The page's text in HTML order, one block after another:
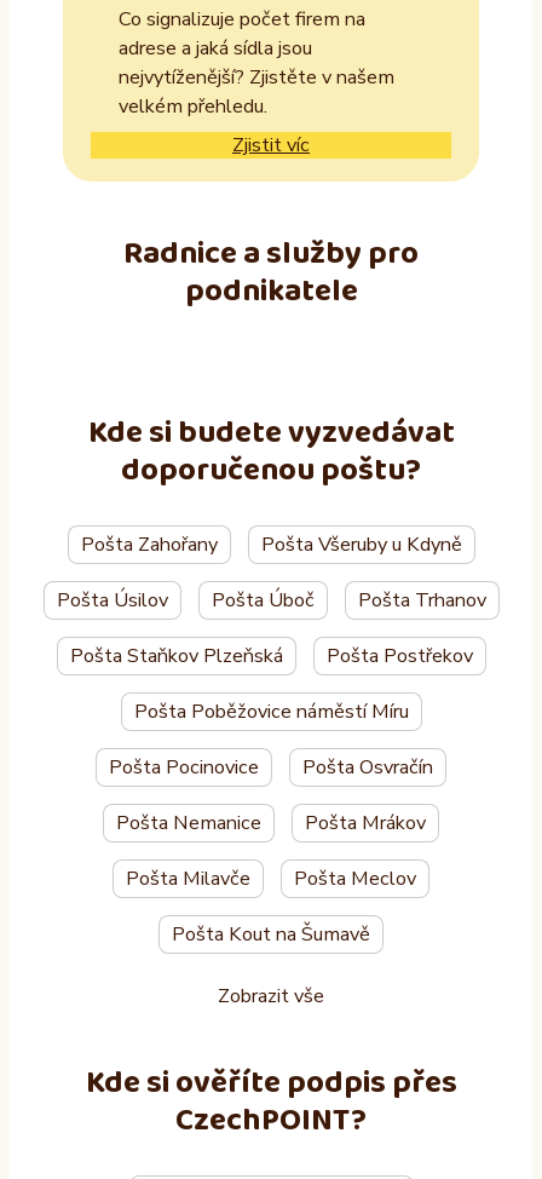
Co signalizuje počet firem na
adrese a jaká sídla jsou
nejvytíženější? Zjistěte v našem
velkém přehledu.
Zjistit víc
Radnice a služby pro
podnikatele
Kde si budete vyzvedávat
doporučenou poštu?
Pošta Zahořany Pošta Všeruby u Kdyně
Pošta Úsilov Pošta Úboč Pošta Trhanov
Pošta Staňkov Plzeňská Pošta Postřekov
Pošta Poběžovice náměstí Míru
Pošta Pocinovice Pošta Osvračín
Pošta Nemanice Pošta Mrákov
Pošta Milavče Pošta Meclov
Pošta Kout na Šumavě
Zobrazit vše
Kde si ověříte podpis přes
CzechPOINT?